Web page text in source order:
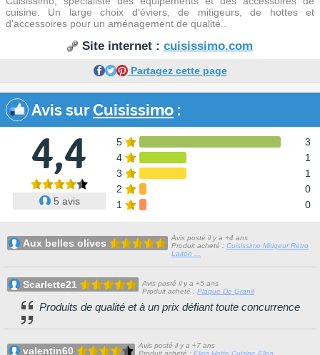
cuisine. Un large choix d'éviers, de mitigeurs, de hottes et
d'accessoires pour un aménagement de qualité..
Site internet : cuisissimo.com
Partagez cette page
Avis surCuisissimo :
4,4
5 avis
5
3
4
1
3
1
2
0
1
0
Aux belles olives
Avis posté il y a +4 ans
Produit acheté : Cuisissimo Mitigeur Retro
Laiton ...
Scarlette21
Avis posté il y a +5 ans
Produit acheté : Plaque De Granit
Produits de qualité et à un prix défiant toute concurrence
valentin60
Avis posté il y a +7 ans
Produit acheté : Elica Hotte Cuisine Elica